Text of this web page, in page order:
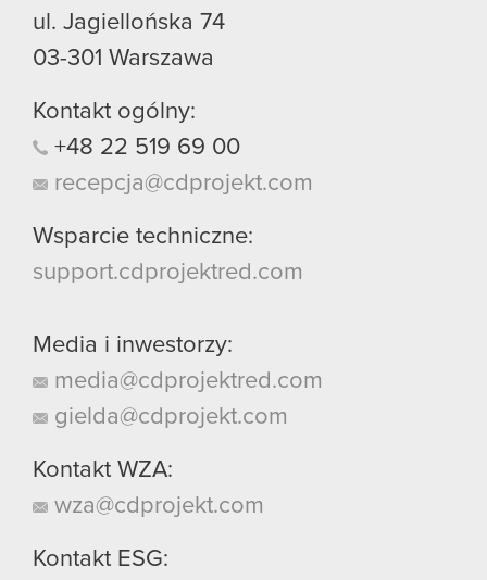
ul. Jagiellońska 74
03-301 Warszawa
Kontakt ogólny:
+48 22 519 69 00
recepcja@cdprojekt.com
Wsparcie techniczne:
support.cdprojektred.com
Media i inwestorzy:
media@cdprojektred.com
gielda@cdprojekt.com
Kontakt WZA:
wza@cdprojekt.com
Kontakt ESG: